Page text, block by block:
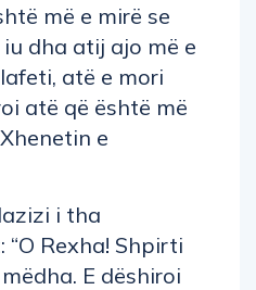
më e mirë se
dha atij ajo më e
atë e mori
atë që është më
e
i tha
Rexha! Shpirti
E dëshiroi